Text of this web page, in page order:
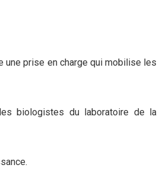
une prise en charge qui mobilise les
biologistes du laboratoire de la